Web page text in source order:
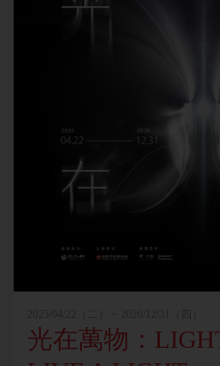
光在萬物：